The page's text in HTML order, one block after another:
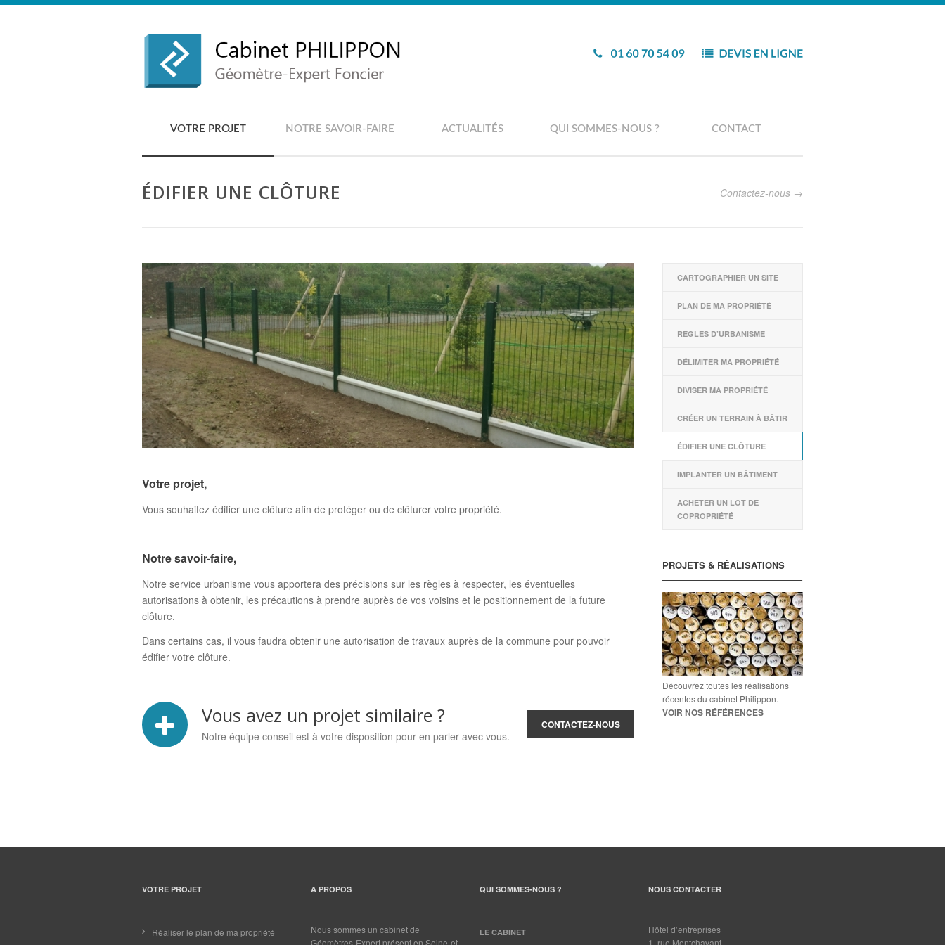
VOTRE PROJET NOTRE SAVOIR-FAIRE ACTUALITÉS QUI SOMMES-NOUS ? CONTACT
ÉDIFIER UNE CLÔTURE Contactez-nous
Votre projet,
Vous souhaitez édifier une clôture afin de protéger ou de clôturer votre propriété.
Notre savoir-faire,
Notre service urbanisme vous apportera des précisions sur les règles à respecter, les éventuelles
autorisations à obtenir, les précautions à prendre auprès de vos voisins et le positionnement de la future
clôture.
Dans certains cas, il vous faudra obtenir une autorisation de travaux auprès de la commune pour pouvoir
édifier votre clôture.
Vous avez un projet similaire ?
Notre équipe conseil est à votre disposition pour en parler avec vous.
CONTACTEZ-NOUS
CARTOGRAPHIER UN SITE
PLAN DE MA PROPRIÉTÉ
RÈGLES D’URBANISME
DÉLIMITER MA PROPRIÉTÉ
DIVISER MA PROPRIÉTÉ
CRÉER UN TERRAIN À BÂTIR
ÉDIFIER UNE CLÔTURE
IMPLANTER UN BÂTIMENT
ACHETER UN LOT DE
COPROPRIÉTÉ
PROJETS & RÉALISATIONS
Découvrez toutes les réalisations
récentes du cabinet Philippon.
VOIR NOS RÉFÉRENCES
VOTRE PROJET
Réaliser le plan de ma propriété
A PROPOS
Nous sommes un cabinet de
Géomètres-Expert présent en Seine-et-
QUI SOMMES-NOUS ?
LE CABINET
NOUS CONTACTER
Hôtel d’entreprises
1, rue Montchavant